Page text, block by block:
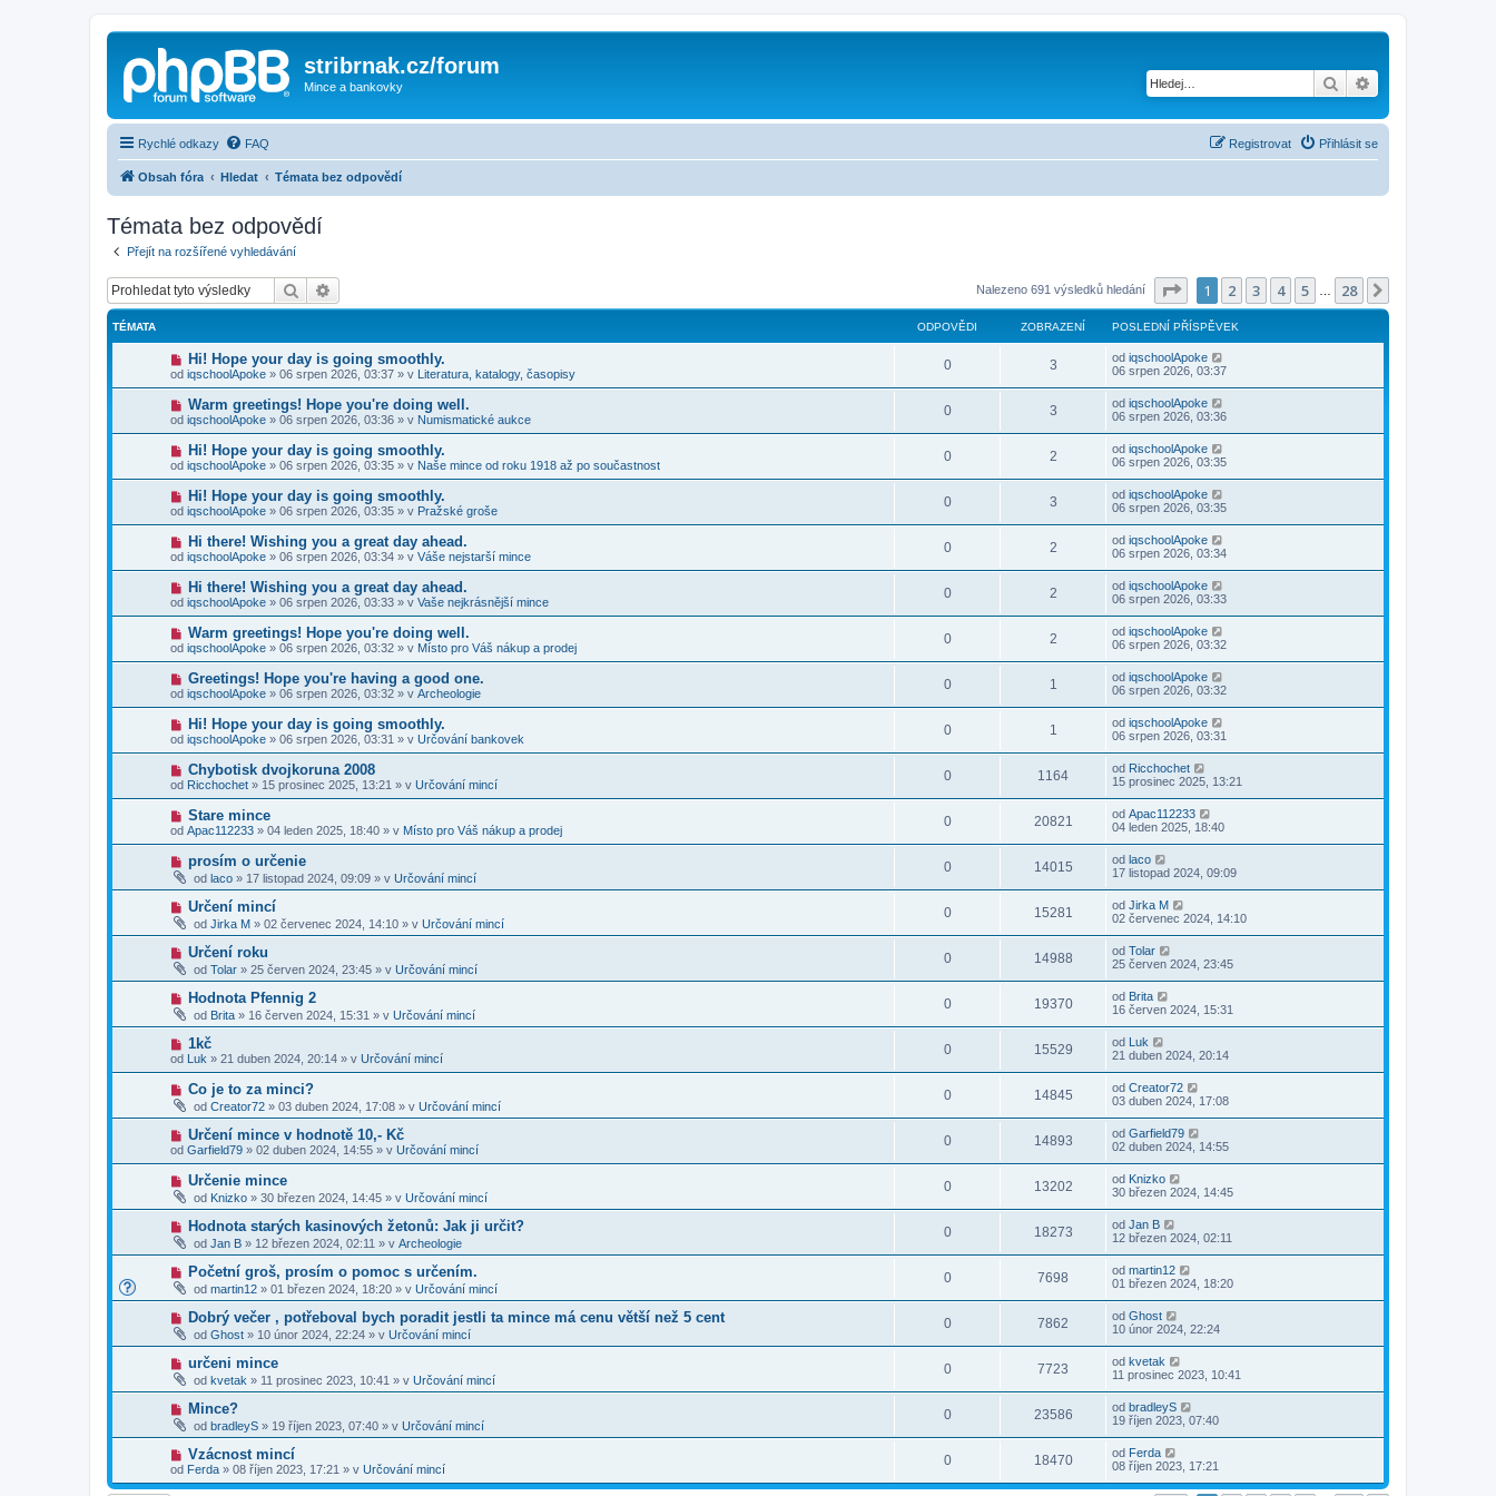
stribrnak.cz/forum
Mince a bankovky Hledat
Rychlé odkazy FAQ Přihlásit se
Registrovat
Obsah fóra Hledat Témata bez odpovědí
Témata bez odpovědí
Přejít na rozšířené vyhledávání
Hledat Nalezeno 691 výsledků hledání Stránka z 28
1 2 3 4 5 28
TÉMATA ODPOVĚDI ZOBRAZENÍ POSLEDNÍ PŘÍSPĚVEK
N
o
v
ý
p
ř
í
p
ě
v
e
k
Hi! Hope your day is going smoothly.
od iqschoolApoke » 06 srpen 2026, 03:37 » v Literatura, katalogy, časopisy
0 3 od iqschoolApoke
06 srpen 2026, 03:37
N
o
v
ý
p
ř
í
p
ě
v
e
k
Warm greetings! Hope you're doing well.
od iqschoolApoke » 06 srpen 2026, 03:36 » v Numismatické aukce
0 3 od iqschoolApoke
06 srpen 2026, 03:36
N
o
v
ý
p
ř
í
p
ě
v
e
k
Hi! Hope your day is going smoothly.
od iqschoolApoke » 06 srpen 2026, 03:35 » v Naše mince od roku 1918 až po součastnost
0 2 od iqschoolApoke
06 srpen 2026, 03:35
N
o
v
ý
p
ř
í
p
ě
v
e
k
Hi! Hope your day is going smoothly.
od iqschoolApoke » 06 srpen 2026, 03:35 » v Pražské groše
0 3 od iqschoolApoke
06 srpen 2026, 03:35
N
o
v
ý
p
ř
í
s
p
ě
v
e
k
Hi there! Wishing you a great day ahead.
od iqschoolApoke » 06 srpen 2026, 03:34 » v Váše nejstarší mince
0 2 od iqschoolApoke
06 srpen 2026, 03:34
N
o
v
ý
p
ř
í
s
p
ě
v
e
k
Hi there! Wishing you a great day ahead.
od iqschoolApoke » 06 srpen 2026, 03:33 » v Vaše nejkrásnější mince
0 2 od iqschoolApoke
06 srpen 2026, 03:33
N
o
v
p
ř
í
p
ě
v
e
k
Warm greetings! Hope you're doing well.
od iqschoolApoke » 06 srpen 2026, 03:32 » v Místo pro Váš nákup a prodej
0 2 od iqschoolApoke
06 srpen 2026, 03:32
N
o
v
ý
p
ř
í
s
p
ě
v
e
k
Greetings! Hope you're having a good one.
od iqschoolApoke » 06 srpen 2026, 03:32 » v Archeologie
0 1 od iqschoolApoke
06 srpen 2026, 03:32
N
o
v
p
ř
í
s
p
ě
e
k
Hi! Hope your day is going smoothly.
od iqschoolApoke » 06 srpen 2026, 03:31 » v Určování bankovek
0 1 od iqschoolApoke
06 srpen 2026, 03:31
N
o
v
ý
p
ř
í
s
p
ě
v
e
k
Chybotisk dvojkoruna 2008
od Ricchochet » 15 prosinec 2025, 13:21 » v Určování mincí
0 1164 od Ricchochet
15 prosinec 2025, 13:21
N
o
v
ř
í
s
p
ě
v
e
k
Stare mince
od Apac112233 » 04 leden 2025, 18:40 » v Místo pro Váš nákup a prodej
0 20821 od Apac112233
04 leden 2025, 18:40
N
o
v
ý
p
ř
í
s
p
ě
v
e
k
prosím o určenie
od laco » 17 listopad 2024, 09:09 » v Určování mincí
0 14015 od laco
17 listopad 2024, 09:09
N
v
ý
p
ř
í
p
ě
v
e
k
Určení mincí
od Jirka M » 02 červenec 2024, 14:10 » v Určování mincí
0 15281 od Jirka M
02 červenec 2024, 14:10
N
v
ý
p
ř
í
s
p
ě
v
e
k
Určení roku
od Tolar » 25 červen 2024, 23:45 » v Určování mincí
0 14988 od Tolar
25 červen 2024, 23:45
N
v
p
ř
í
s
p
ě
v
e
k
Hodnota Pfennig 2
od Brita » 16 červen 2024, 15:31 » v Určování mincí
0 19370 od Brita
16 červen 2024, 15:31
N
o
v
p
ř
í
s
p
ě
v
e
k
1kč
od Luk » 21 duben 2024, 20:14 » v Určování mincí
0 15529 od Luk
21 duben 2024, 20:14
N
v
ý
p
ř
í
s
p
ě
v
e
k
Co je to za minci?
od Creator72 » 03 duben 2024, 17:08 » v Určování mincí
0 14845 od Creator72
03 duben 2024, 17:08
N
o
v
ý
p
ř
í
p
ě
v
e
k
Určení mince v hodnotě 10,- Kč
od Garfield79 » 02 duben 2024, 14:55 » v Určování mincí
0 14893 od Garfield79
02 duben 2024, 14:55
N
v
ý
p
ř
í
p
ě
v
e
k
Určenie mince
od Knizko » 30 březen 2024, 14:45 » v Určování mincí
0 13202 od Knizko
30 březen 2024, 14:45
N
v
ý
p
ř
í
p
ě
e
k
Hodnota starých kasinových žetonů: Jak ji určit?
od Jan B » 12 březen 2024, 02:11 » v Archeologie
0 18273 od Jan B
12 březen 2024, 02:11
N
v
ý
p
ř
í
s
p
ě
v
e
k
Početní groš, prosím o pomoc s určením.
od martin12 » 01 březen 2024, 18:20 » v Určování mincí
0 7698 od martin12
01 březen 2024, 18:20
N
v
p
ř
í
p
ě
v
k
Dobrý večer , potřeboval bych poradit jestli ta mince má cenu větší než 5 cent
od Ghost » 10 únor 2024, 22:24 » v Určování mincí
0 7862 od Ghost
10 únor 2024, 22:24
N
v
ý
p
ř
í
s
p
ě
určeni mince
od kvetak » 11 prosinec 2023, 10:41 » v Určování mincí
0 7723 od kvetak
11 prosinec 2023, 10:41
N
v
ý
ř
í
Mince?
od bradleyS » 19 říjen 2023, 07:40 » v Určování mincí
0 23586 od bradleyS
19 říjen 2023, 07:40
N
o
v
ý
Vzácnost mincí
od Ferda » 08 říjen 2023, 17:21 » v Určování mincí
0 18470 od Ferda
08 říjen 2023, 17:21